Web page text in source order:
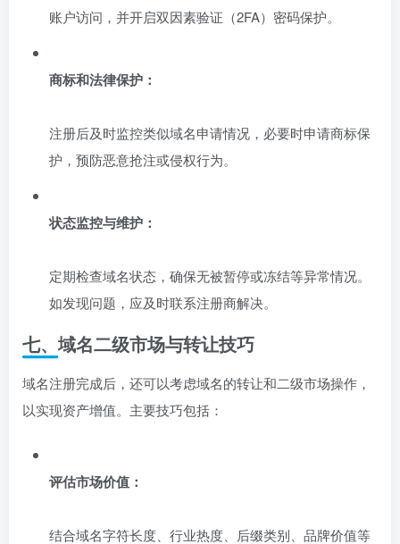
账户访问，并开启双因素验证（2FA）密码保护。
商标和法律保护：
注册后及时监控类似域名申请情况，必要时申请商标保
护，预防恶意抢注或侵权行为。
状态监控与维护：
定期检查域名状态，确保无被暂停或冻结等异常情况。
如发现问题，应及时联系注册商解决。
七、域名二级市场与转让技巧
域名注册完成后，还可以考虑域名的转让和二级市场操作，
以实现资产增值。主要技巧包括：
评估市场价值：
结合域名字符长度、行业热度、后缀类别、品牌价值等